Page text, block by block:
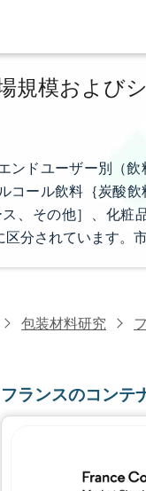
規模および
ンドユーザー別（
コール飲料｛炭酸
、その他］、化粧
分されています。
包装材料研究
フランスのコンテ